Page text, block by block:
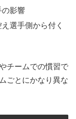
の影響
選手側から付く
チームでの慣習で
ごとにかなり異な